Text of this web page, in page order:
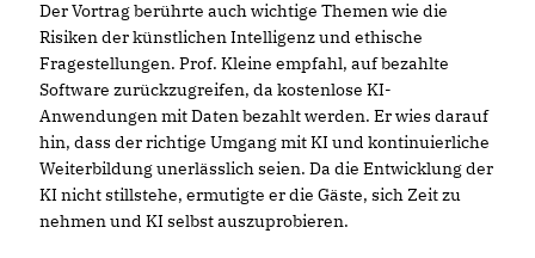
Der Vortrag berührte auch wichtige Themen wie die
Risiken der künstlichen Intelligenz und ethische
Fragestellungen. Prof. Kleine empfahl, auf bezahlte
Software zurückzugreifen, da kostenlose KI-
Anwendungen mit Daten bezahlt werden. Er wies darauf
hin, dass der richtige Umgang mit KI und kontinuierliche
Weiterbildung unerlässlich seien. Da die Entwicklung der
KI nicht stillstehe, ermutigte er die Gäste, sich Zeit zu
nehmen und KI selbst auszuprobieren.